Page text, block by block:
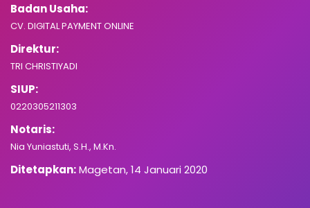
Badan Usaha:
CV. DIGITAL PAYMENT ONLINE
Direktur:
TRI CHRISTIYADI
SIUP:
0220305211303
Notaris:
Nia Yuniastuti, S.H., M.Kn.
Ditetapkan:Magetan, 14 Januari 2020